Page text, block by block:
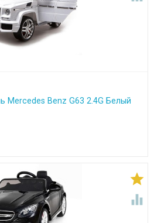
Mercedes Benz G63 2.4G Белый

